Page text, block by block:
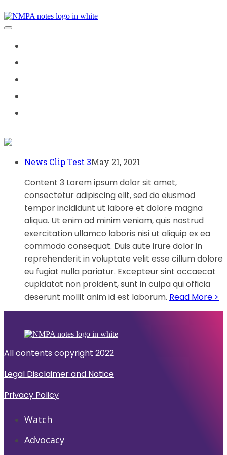
to
content
Main
Navigation
News Clip Test 3May 21, 2021
Content 3 Lorem ipsum dolor sit amet,
consectetur adipiscing elit, sed do eiusmod
tempor incididunt ut labore et dolore magna
aliqua. Ut enim ad minim veniam, quis nostrud
exercitation ullamco laboris nisi ut aliquip ex ea
commodo consequat. Duis aute irure dolor in
reprehenderit in voluptate velit esse cillum dolore
eu fugiat nulla pariatur. Excepteur sint occaecat
cupidatat non proident, sunt in culpa qui officia
deserunt mollit anim id est laborum. Read More >
All contents copyright 2022
Legal Disclaimer and Notice
Privacy Policy
Watch
Advocacy